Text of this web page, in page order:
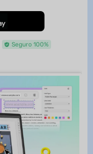
Seguro 100%